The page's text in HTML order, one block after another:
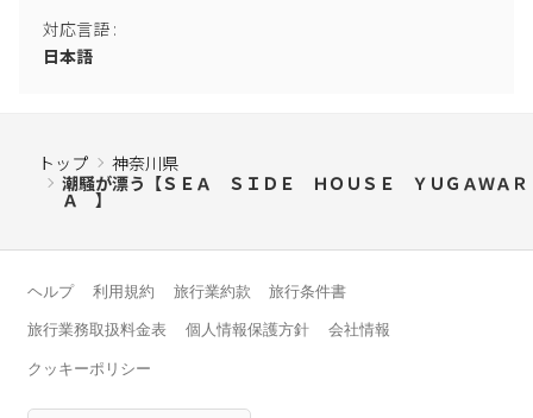
対応言語 :
日本語
トップ
神奈川県
潮騒が漂う【ＳＥＡ ＳＩＤＥ ＨＯＵＳＥ ＹＵＧＡＷＡＲ
Ａ 】
ヘルプ 利用規約 旅行業約款 旅行条件書
旅行業務取扱料金表 個人情報保護方針 会社情報
クッキーポリシー